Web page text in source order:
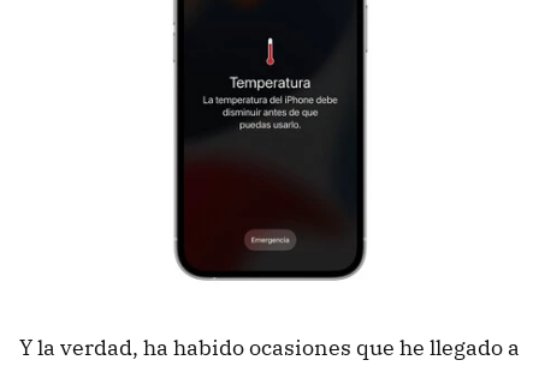
Y la verdad, ha habido ocasiones que he llegado a